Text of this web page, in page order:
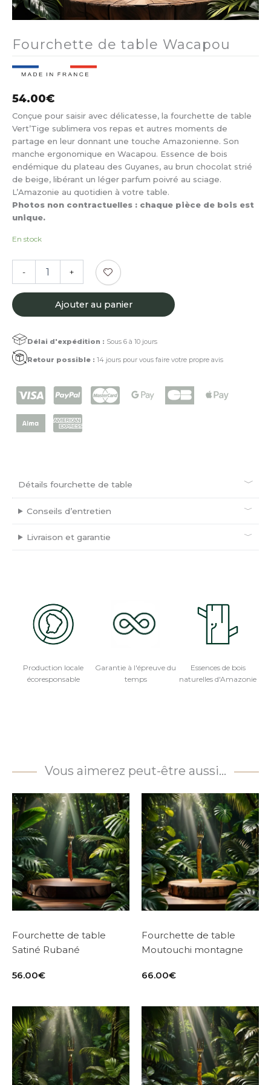
Fourchette de table Wacapou
54.00€
Conçue pour saisir avec délicatesse, la fourchette de table
Vert’Tige sublimera vos repas et autres moments de
partage en leur donnant une touche Amazonienne. Son
manche ergonomique en Wacapou. Essence de bois
endémique du plateau des Guyanes, au brun chocolat strié
de beige, libérant un léger parfum poivré au sciage.
L’Amazonie au quotidien à votre table.
Photos non contractuelles : chaque pièce de bois est
unique.
En stock
-
de
table
+
Ajouter au panier
Délai d'expédition : Sous 6 à 10 jours
Retour possible : 14 jours pour vous faire votre propre avis
Détails fourchette de table
Conseils d’entretien
Livraison et garantie
Production locale
écoresponsable
Garantie à l'épreuve du
temps
Essences de bois
naturelles d'Amazonie
Vous aimerez peut-être aussi…
Fourchette de table
Satiné Rubané
56.00€
Fourchette de table
Moutouchi montagne
66.00€